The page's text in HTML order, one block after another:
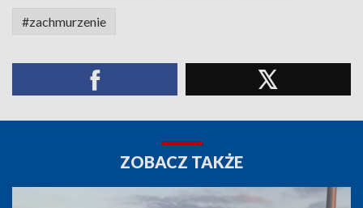
#zachmurzenie
ZOBACZ TAKŻE